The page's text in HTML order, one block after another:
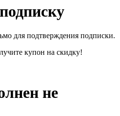
для подтверждения подписки.
купон на скидку!
не